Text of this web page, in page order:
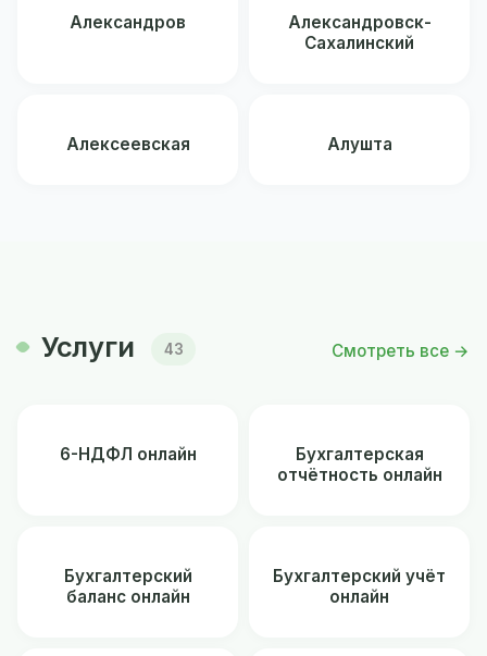
Александров
Александровск-
Сахалинский
Алексеевская Алушта
Услуги 43 Смотреть все →
6-НДФЛ онлайн
Бухгалтерская
отчётность онлайн
Бухгалтерский
баланс онлайн
Бухгалтерский учёт
онлайн